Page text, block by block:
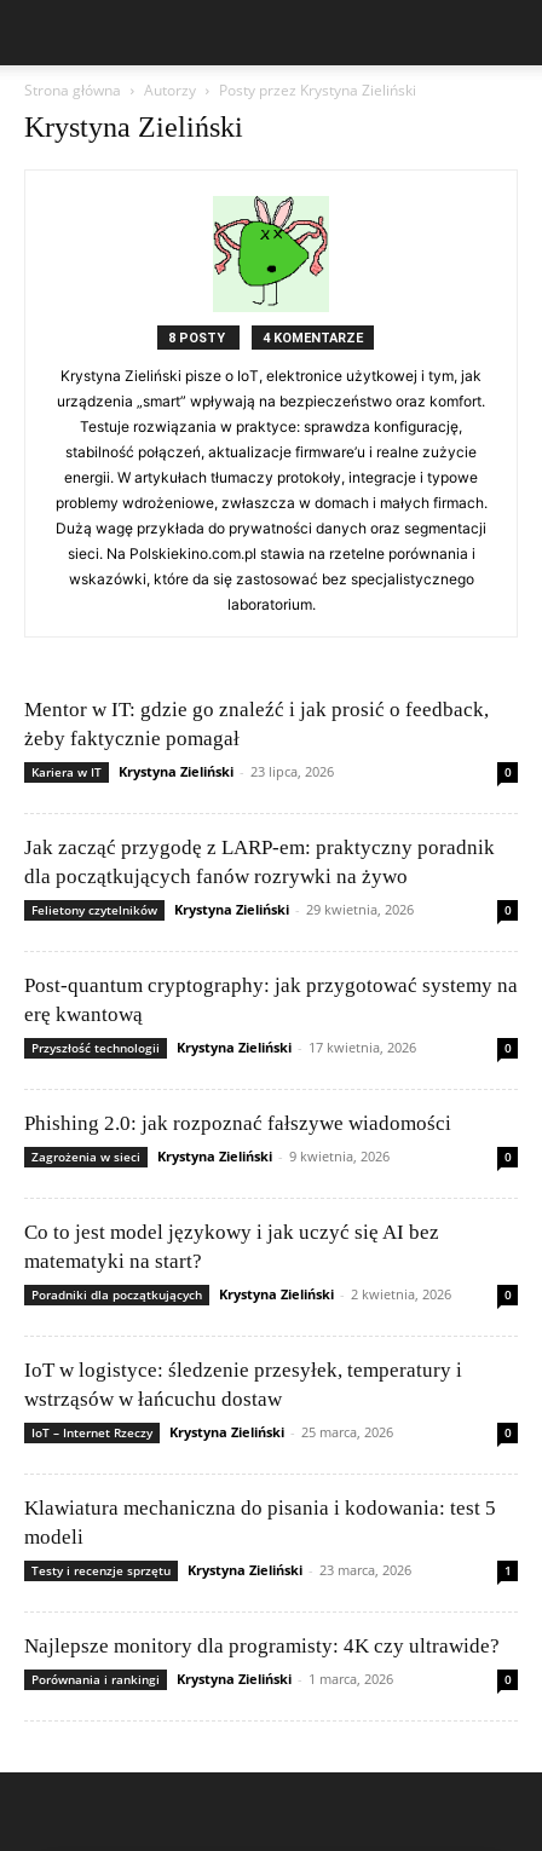
Strona główna Autorzy Posty przez Krystyna Zieliński
Krystyna Zieliński
8 POSTY 4 KOMENTARZE
Krystyna Zieliński pisze o IoT, elektronice użytkowej i tym, jak
urządzenia „smart” wpływają na bezpieczeństwo oraz komfort.
Testuje rozwiązania w praktyce: sprawdza konfigurację,
stabilność połączeń, aktualizacje firmware’u i realne zużycie
energii. W artykułach tłumaczy protokoły, integracje i typowe
problemy wdrożeniowe, zwłaszcza w domach i małych firmach.
Dużą wagę przykłada do prywatności danych oraz segmentacji
sieci. Na Polskiekino.com.pl stawia na rzetelne porównania i
wskazówki, które da się zastosować bez specjalistycznego
laboratorium.
Mentor w IT: gdzie go znaleźć i jak prosić o feedback,
żeby faktycznie pomagał
Kariera w IT Krystyna Zieliński - 23 lipca, 2026 0
Jak zacząć przygodę z LARP-em: praktyczny poradnik
dla początkujących fanów rozrywki na żywo
Felietony czytelników Krystyna Zieliński - 29 kwietnia, 2026 0
Post-quantum cryptography: jak przygotować systemy na
erę kwantową
Przyszłość technologii Krystyna Zieliński - 17 kwietnia, 2026 0
Phishing 2.0: jak rozpoznać fałszywe wiadomości
Zagrożenia w sieci Krystyna Zieliński - 9 kwietnia, 2026 0
Co to jest model językowy i jak uczyć się AI bez
matematyki na start?
Poradniki dla początkujących Krystyna Zieliński - 2 kwietnia, 2026 0
IoT w logistyce: śledzenie przesyłek, temperatury i
wstrząsów w łańcuchu dostaw
IoT – Internet Rzeczy Krystyna Zieliński - 25 marca, 2026 0
Klawiatura mechaniczna do pisania i kodowania: test 5
modeli
Testy i recenzje sprzętu Krystyna Zieliński - 23 marca, 2026 1
Najlepsze monitory dla programisty: 4K czy ultrawide?
Porównania i rankingi Krystyna Zieliński - 1 marca, 2026 0